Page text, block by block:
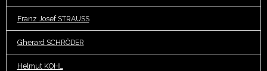
Franz Josef STRAUSS
Gherard SCHRÖDER
Helmut KOHL